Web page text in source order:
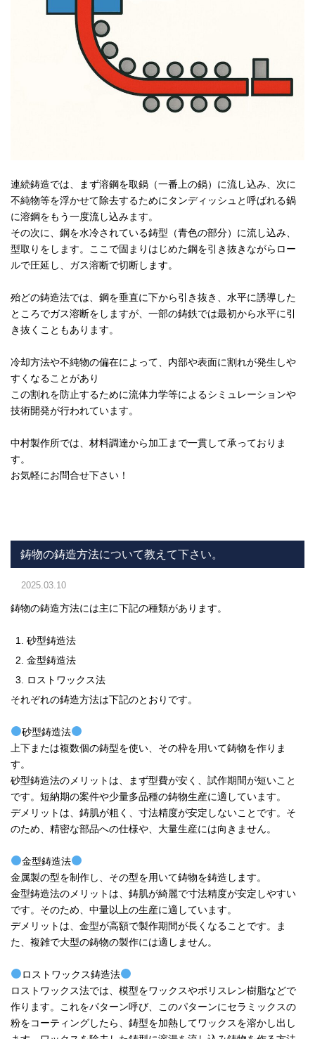
連続鋳造では、まず溶鋼を取鍋（一番上の鍋）に流し込み、次に
不純物等を浮かせて除去するためにタンディッシュと呼ばれる鍋
に溶鋼をもう一度流し込みます。
その次に、鋼を水冷されている鋳型（青色の部分）に流し込み、
型取りをします。ここで固まりはじめた鋼を引き抜きながらロー
ルで圧延し、ガス溶断で切断します。
殆どの鋳造法では、鋼を垂直に下から引き抜き、水平に誘導した
ところでガス溶断をしますが、一部の鋳鉄では最初から水平に引
き抜くこともあります。
冷却方法や不純物の偏在によって、内部や表面に割れが発生しや
すくなることがあり
この割れを防止するために流体力学等によるシミュレーションや
技術開発が行われています。
中村製作所では、材料調達から加工まで一貫して承っておりま
す。
お気軽にお問合せ下さい！
鋳物の鋳造方法について教えて下さい。
2025.03.10
鋳物の鋳造方法には主に下記の種類があります。
砂型鋳造法
金型鋳造法
ロストワックス法
それぞれの鋳造方法は下記のとおりです。
砂型鋳造法
上下または複数個の鋳型を使い、その枠を用いて鋳物を作りま
す。
砂型鋳造法のメリットは、まず型費が安く、試作期間が短いこと
です。短納期の案件や少量多品種の鋳物生産に適しています。
デメリットは、鋳肌が粗く、寸法精度が安定しないことです。そ
のため、精密な部品への仕様や、大量生産には向きません。
金型鋳造法
金属製の型を制作し、その型を用いて鋳物を鋳造します。
金型鋳造法のメリットは、鋳肌が綺麗で寸法精度が安定しやすい
です。そのため、中量以上の生産に適しています。
デメリットは、金型が高額で製作期間が長くなることです。ま
た、複雑で大型の鋳物の製作には適しません。
ロストワックス鋳造法
ロストワックス法では、模型をワックスやポリスレン樹脂などで
作ります。これをパターン呼び、このパターンにセラミックスの
粉をコーティングしたら、鋳型を加熱してワックスを溶かし出し